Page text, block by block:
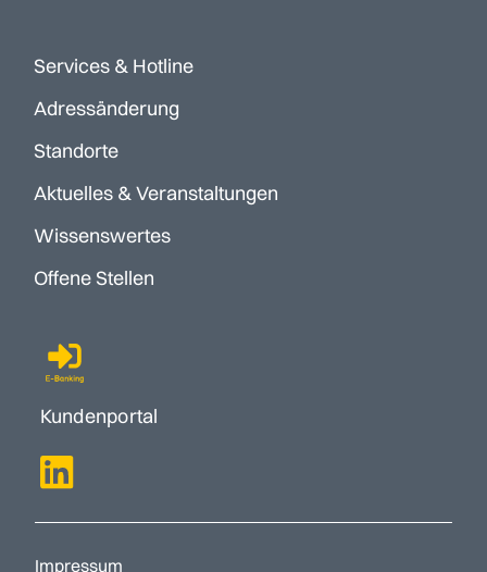
Services & Hotline
Adressänderung
Standorte
Aktuelles & Veranstaltungen
Wissenswertes
Offene Stellen
Kundenportal
Impressum